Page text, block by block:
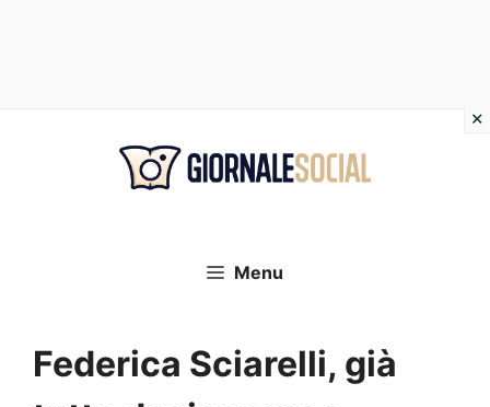
Menu
Federica Sciarelli, già